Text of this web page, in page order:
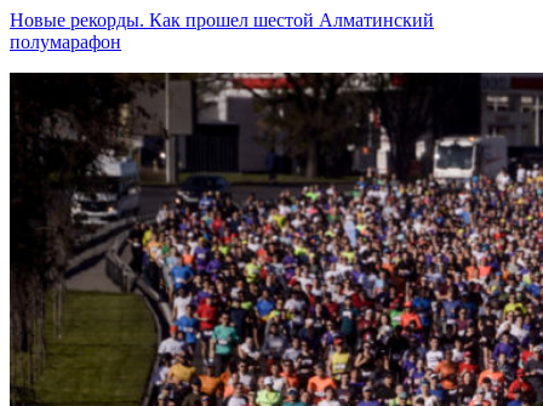
Новые рекорды. Как прошел шестой Алматинский
полумарафон